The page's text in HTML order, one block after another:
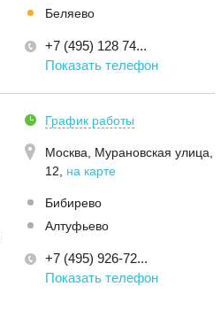
Беляево
+7 (495) 128 74...
Показать телефон
График работы
Москва, Мурановская улица,
12
на карте
Бибирево
Алтуфьево
+7 (495) 926-72...
Показать телефон